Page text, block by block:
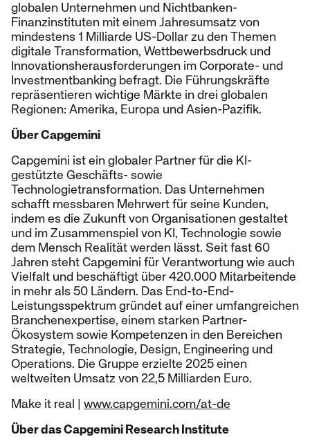
globalen Unternehmen und Nichtbanken-
Finanzinstituten mit einem Jahresumsatz von
mindestens 1 Milliarde US-Dollar zu den Themen
digitale Transformation, Wettbewerbsdruck und
Innovationsherausforderungen im Corporate- und
Investmentbanking befragt. Die Führungskräfte
repräsentieren wichtige Märkte in drei globalen
Regionen: Amerika, Europa und Asien-Pazifik.
Über Capgemini
Capgemini ist ein globaler Partner für die KI-
gestützte Geschäfts- sowie
Technologietransformation. Das Unternehmen
schafft messbaren Mehrwert für seine Kunden,
indem es die Zukunft von Organisationen gestaltet
und im Zusammenspiel von KI, Technologie sowie
dem Mensch Realität werden lässt. Seit fast 60
Jahren steht Capgemini für Verantwortung wie auch
Vielfalt und beschäftigt über 420.000 Mitarbeitende
in mehr als 50 Ländern. Das End-to-End-
Leistungsspektrum gründet auf einer umfangreichen
Branchenexpertise, einem starken Partner-
Ökosystem sowie Kompetenzen in den Bereichen
Strategie, Technologie, Design, Engineering und
Operations. Die Gruppe erzielte 2025 einen
weltweiten Umsatz von 22,5 Milliarden Euro.
Make it real | www.capgemini.com/at-de
Über das Capgemini Research Institute